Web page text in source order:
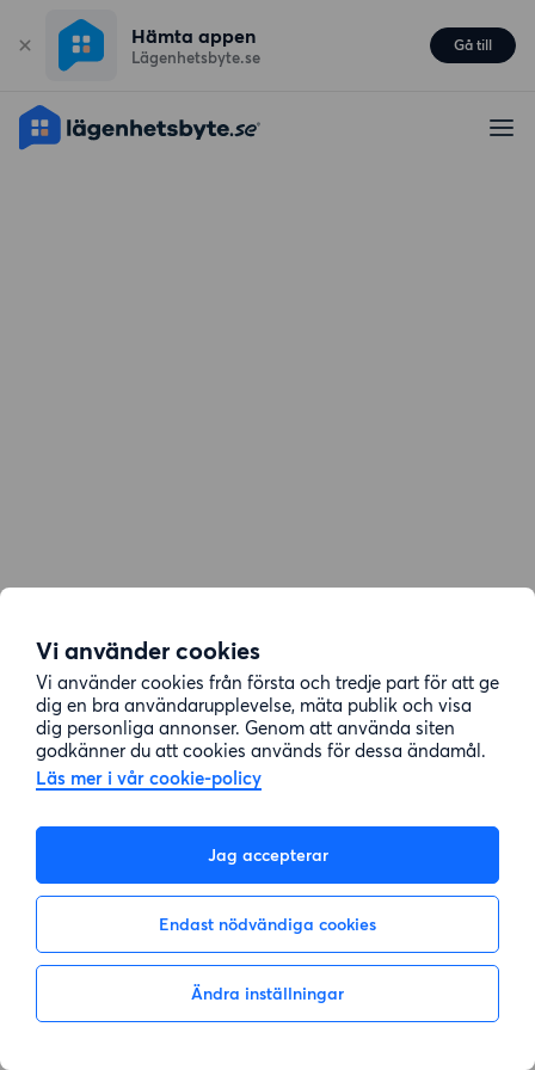
Vi använder cookies
Vi använder cookies från första och tredje part för att ge
dig en bra användarupplevelse, mäta publik och visa
dig personliga annonser. Genom att använda siten
godkänner du att cookies används för dessa ändamål.
Läs mer i vår cookie-policy
Jag accepterar
Endast nödvändiga cookies
Ändra inställningar
Hämta appen
Lägenhetsbyte.se
Gå till